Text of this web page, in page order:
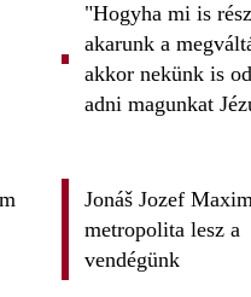
"Hogyha mi is
akarunk a
akkor nekünk is
adni magunkat
Jonáš Jozef Maxim
metropolita lesz a
vendégünk